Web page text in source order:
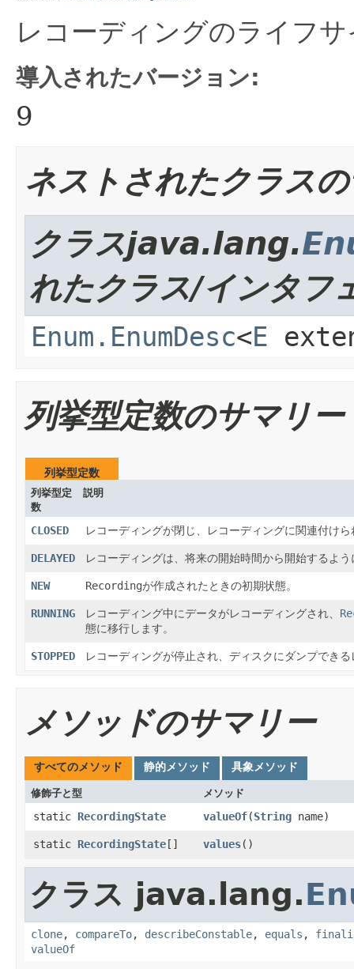
レコーディングのライフ
導入されたバージョン:
9
ネストされたクラス
クラスjava.lang.
れたクラス/インタフ
Enum.EnumDesc<E
列挙型定数のサマリー
列挙型定数
列挙型定
数
説明
CLOSED レコーディングが閉じ、レコーディングに関連付け
DELAYED レコーディングは、将来の開始時間から開始するよ
NEW Recordingが作成されたときの初期状態。
RUNNING レコーディング中にデータがレコーディングされ、
態に移行します。
STOPPED レコーディングが停止され、ディスクにダンプでき
メソッドのサマリー
すべてのメソッド 静的メソッド 具象メソッド
修飾子と型 メソッド
static RecordingState valueOf​(String name)
static RecordingState[] values()
クラス java.lang.
clone, compareTo, describeConstable, equals ,
valueOf